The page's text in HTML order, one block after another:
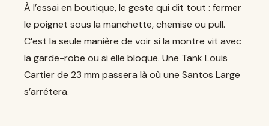
À l’essai en boutique, le geste qui dit tout : fermer
le poignet sous la manchette, chemise ou pull.
C’est la seule manière de voir si la montre vit avec
la garde-robe ou si elle bloque. Une Tank Louis
Cartier de 23 mm passera là où une Santos Large
s’arrêtera.